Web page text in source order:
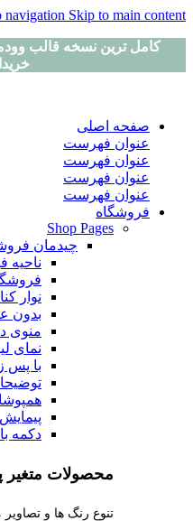
navigation Skip to main content
کامل ترین نسخه قالب
صفحه اصلی
عنوان فهرست
عنوان فهرست
عنوان فهرست
عنوان فهرست
فروشگاه
Shop Pages
چیدمان
ناحیه
نوار
بدون
منوی
نمای
با پس
دکمه
محصولات متغیر
تنوع رنگ ها و